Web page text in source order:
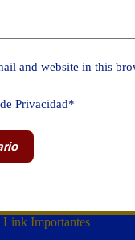
and website in this
Privacidad*
Link Importantes